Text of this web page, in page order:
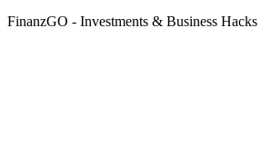
FinanzGO - Investments & Business Hacks